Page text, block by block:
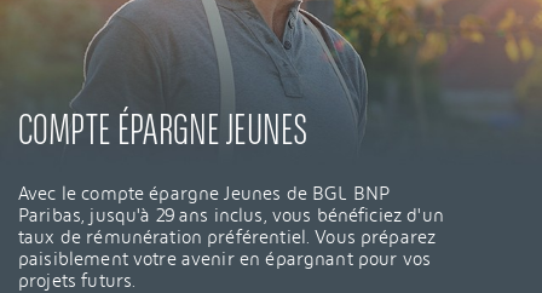
COMPTE ÉPARGNE JEUNES
Avec le compte épargne Jeunes de BGL BNP
Paribas, jusqu'à 29 ans inclus, vous bénéficiez d'un
taux de rémunération préférentiel. Vous préparez
paisiblement votre avenir en épargnant pour vos
projets futurs.